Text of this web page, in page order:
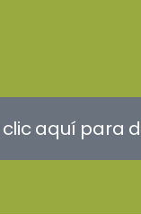
clic aquí para